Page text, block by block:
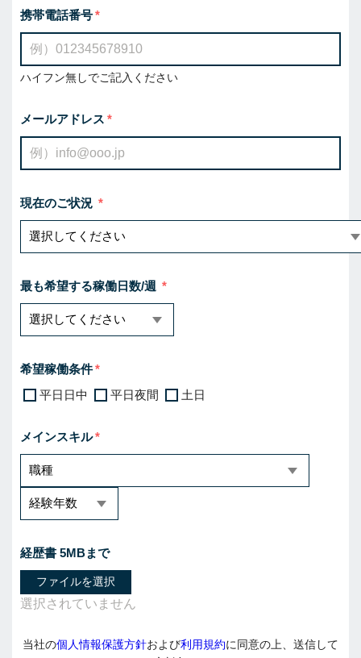
携帯電話番号
ハイフン無しでご記入ください
メールアドレス
現在のご状況
最も希望する稼働日数/週
希望稼働条件
平日日中
平日夜間 土日
メインスキル
経歴書 5MBまで
ファイルを選択
当社の個人情報保護方針および利用規約に同意の上、送信して